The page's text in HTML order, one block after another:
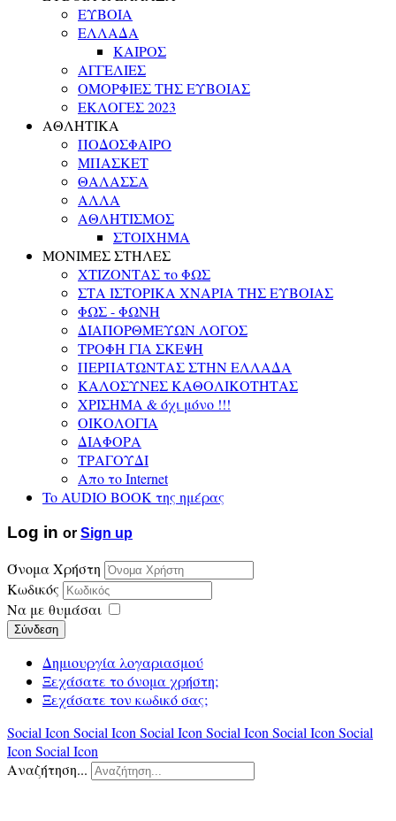
ΕΥΒΟΙΑ
ΕΛΛΑΔΑ
ΚΑΙΡΟΣ
ΑΓΓΕΛΙΕΣ
ΟΜΟΡΦΙΕΣ ΤΗΣ ΕΥΒΟΙΑΣ
ΕΚΛΟΓΕΣ 2023
ΑΘΛΗΤΙΚΑ
ΠΟΔΟΣΦΑΙΡΟ
ΜΠΑΣΚΕΤ
ΘΑΛΑΣΣΑ
ΑΛΛΑ
ΑΘΛΗΤΙΣΜΟΣ
ΣΤΟΙΧΗΜΑ
ΜΟΝΙΜΕΣ ΣΤΗΛΕΣ
ΧΤΙΖΟΝΤΑΣ το ΦΩΣ
ΣΤΑ ΙΣΤΟΡΙΚΑ ΧΝΑΡΙΑ ΤΗΣ ΕΥΒΟΙΑΣ
ΦΩΣ - ΦΩΝΗ
ΔΙΑΠΟΡΘΜΕΥΩΝ ΛΟΓΟΣ
ΤΡΟΦΗ ΓΙΑ ΣΚΕΨΗ
ΠΕΡΠΑΤΩΝΤΑΣ ΣΤΗΝ ΕΛΛΑΔΑ
ΚΑΛΟΣΥΝΕΣ ΚΑΘΟΛΙΚΟΤΗΤΑΣ
ΧΡΙΣΗΜΑ & όχι μόνο !!!
ΟΙΚΟΛΟΓΙΑ
ΔΙΑΦΟΡΑ
ΤΡΑΓΟΥΔΙ
Απο το Internet
To AUDIO BOOK της ημέρας
Log in or Sign up
Όνομα Χρήστη
Κωδικός
Να με θυμάσαι
Σύνδεση
Δημιουργία λογαριασμού
Ξεχάσατε το όνομα χρήστη;
Ξεχάσατε τον κωδικό σας;
Social Icon Social Icon Social Icon Social Icon Social Icon Social
Icon Social Icon
Αναζήτηση...